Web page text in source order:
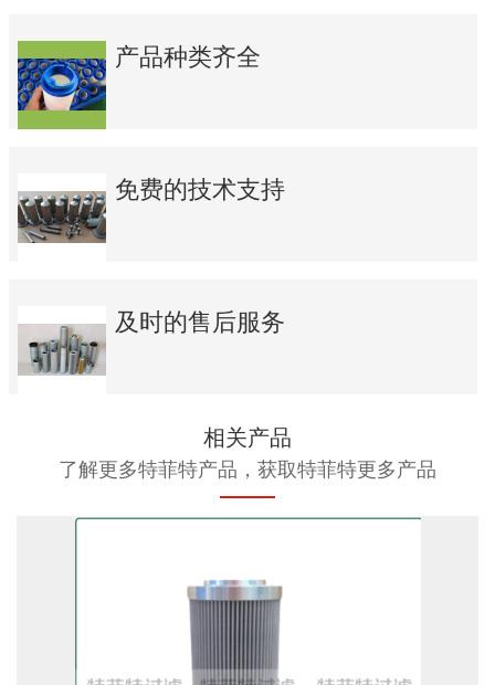
产品种类齐全
免费的技术支持
及时的售后服务
相关产品
了解更多特菲特产品，获取特菲特更多产品